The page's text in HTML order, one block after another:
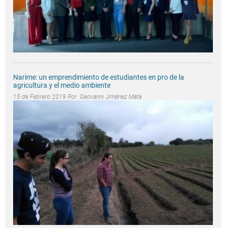
Narime: un emprendimiento de estudiantes en pro de la
agricultura y el medio ambiente
15 de Febrero 2019 Por: Geovanni Jiménez Mata